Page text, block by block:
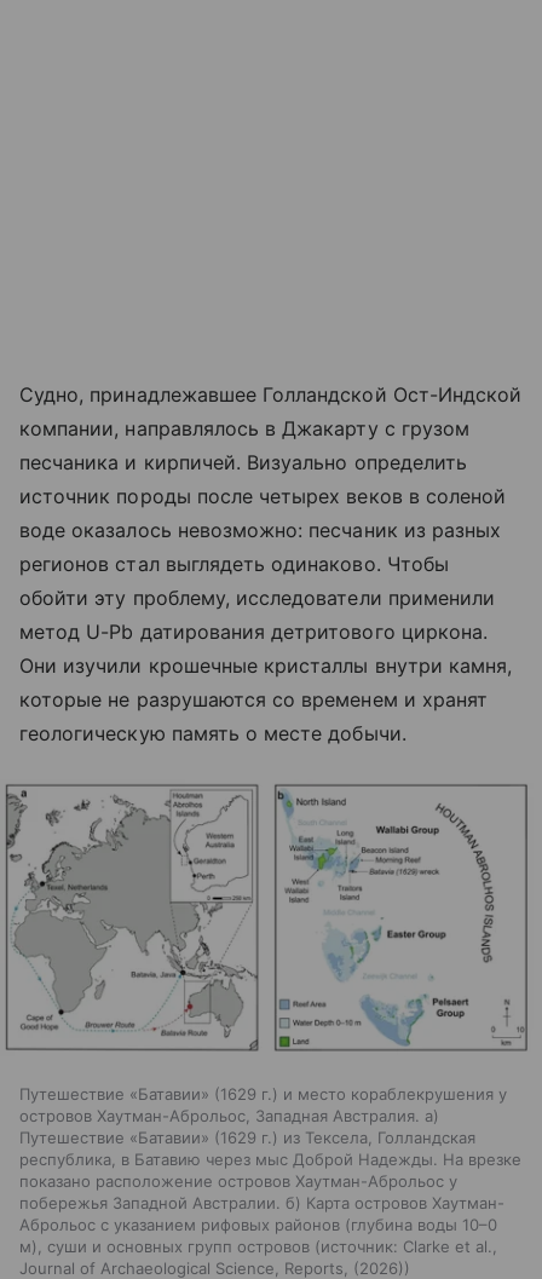
Судно, принадлежавшее Голландской Ост-Индской
компании, направлялось в Джакарту с грузом
песчаника и кирпичей. Визуально определить
источник породы после четырех веков в соленой
воде оказалось невозможно: песчаник из разных
регионов стал выглядеть одинаково. Чтобы
обойти эту проблему, исследователи применили
метод U-Pb датирования детритового циркона.
Они изучили крошечные кристаллы внутри камня,
которые не разрушаются со временем и хранят
геологическую память о месте добычи.
Путешествие «Батавии» (1629 г.) и место кораблекрушения у
островов Хаутман-Аброльос, Западная Австралия. а)
Путешествие «Батавии» (1629 г.) из Тексела, Голландская
республика, в Батавию через мыс Доброй Надежды. На врезке
показано расположение островов Хаутман-Аброльос у
побережья Западной Австралии. б) Карта островов Хаутман-
Аброльос с указанием рифовых районов (глубина воды 10–0
м), суши и основных групп островов
источник: Clarke et al.,
Journal of Archaeological Science, Reports, (2026)